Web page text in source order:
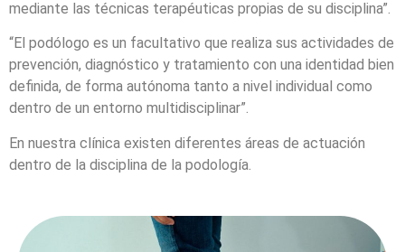
mediante las técnicas terapéuticas propias de su disciplina”.
“El podólogo es un facultativo que realiza sus actividades de
prevención, diagnóstico y tratamiento con una identidad bien
definida, de forma autónoma tanto a nivel individual como
dentro de un entorno multidisciplinar”.
En nuestra clínica existen diferentes áreas de actuación
dentro de la disciplina de la podología.